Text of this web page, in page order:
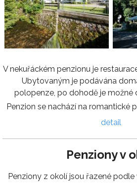
V nekuřáckém penzionu je
Ubytovaným je podávána
polopenze, po dohodě je možné
Penzion se nachází na romantické
detail
Penziony v
Penziony z okolí jsou řazené